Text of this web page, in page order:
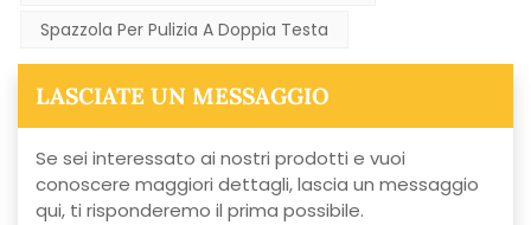
Spazzola Per Pulizia A Doppia Testa
LASCIATE UN MESSAGGIO
Se sei interessato ai nostri prodotti e vuoi
conoscere maggiori dettagli, lascia un messaggio
qui, ti risponderemo il prima possibile.